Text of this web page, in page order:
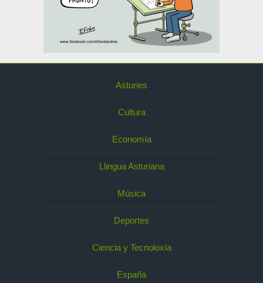
Asturies
Cultura
Economía
Llingua Asturiana
Música
Deportes
Ciencia y Tecnoloxía
España